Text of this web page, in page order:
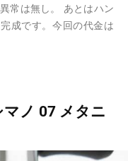
常は無し。 あとはハン
成です。今回の代金は
ノ 07 メタニ